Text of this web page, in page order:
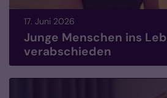
17. Juni 2026
Junge Menschen ins
verabschieden